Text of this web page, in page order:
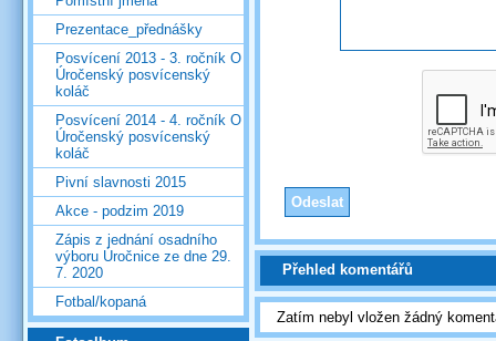
Přehled komentářů
Zatím nebyl vložen žádný
Prezentace_přednášky
Posvícení 2013 - 3. ročník O
Úročenský posvícenský
koláč
Posvícení 2014 - 4. ročník O
Úročenský posvícenský
koláč
Pivní slavnosti 2015
Akce - podzim 2019
Zápis z jednání osadního
výboru Úročnice ze dne 29.
7. 2020
Fotbal/kopaná